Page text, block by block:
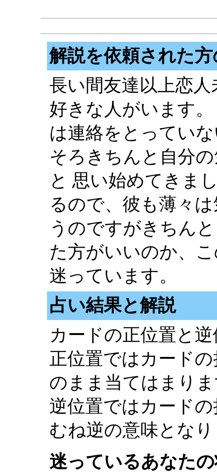
解説を依頼された
長い間友達以上恋
好きな人がいます
は連絡をとってい
そろきちんと自分
と 思い始めてきま
るので、彼も薄々
うのですがきちん
た方がいいのか、
迷っています。
占い結果と解説
カードの正位置と
正位置ではカード
のまま当てはまり
逆位置ではカード
むね逆の意味とな
迷っているあなた